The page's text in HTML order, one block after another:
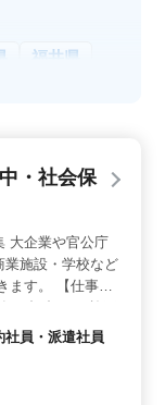
福井県
・社会保
大企業や官公庁
業施設・学校など
ます。 【仕事内
、安全管理 ・
代、60代の方も
・1級電気工
員・派遣社員